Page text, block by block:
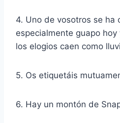
4. Uno de vosotros se ha
especialmente guapo
los elogios caen como
5. Os etiquetáis
6. Hay un montón de